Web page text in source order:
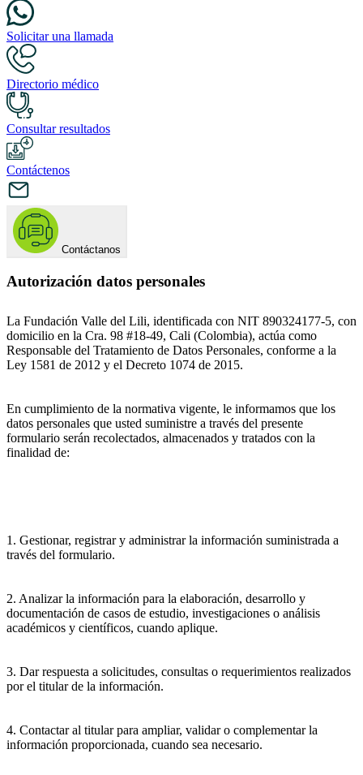
Solicitar una llamada
Directorio médico
Consultar resultados
Contáctenos
Contáctanos
Autorización datos personales
La Fundación Valle del Lili, identificada con NIT 890324177-5, con
domicilio en la Cra. 98 #18-49, Cali (Colombia), actúa como
Responsable del Tratamiento de Datos Personales, conforme a la
Ley 1581 de 2012 y el Decreto 1074 de 2015.
En cumplimiento de la normativa vigente, le informamos que los
datos personales que usted suministre a través del presente
formulario serán recolectados, almacenados y tratados con la
finalidad de:
1. Gestionar, registrar y administrar la información suministrada a
través del formulario.
2. Analizar la información para la elaboración, desarrollo y
documentación de casos de estudio, investigaciones o análisis
académicos y científicos, cuando aplique.
3. Dar respuesta a solicitudes, consultas o requerimientos realizados
por el titular de la información.
4. Contactar al titular para ampliar, validar o complementar la
información proporcionada, cuando sea necesario.